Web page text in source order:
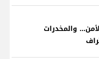
والمخدرات